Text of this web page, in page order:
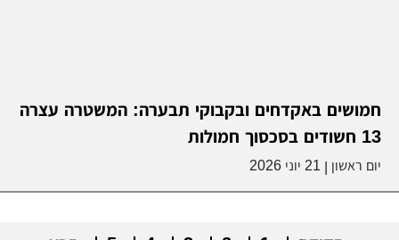
חמושים באקדחים ובקבוקי תבערה: המשטרה עצרה
13 חשודים בסכסוך חמולות
יום ראשון 21 יוני 2026